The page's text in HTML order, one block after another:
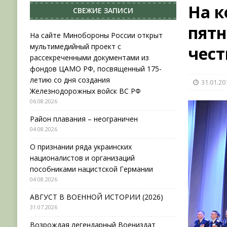
НОВОСТИ
[ 31.07.2026 ]
АВГУСТ В ВОЕННОЙ ИСТОРИИ
[ 19.07.2026 ]
[ 06.08.2026 ] На сайте Минобороны России
фондов ЦАМО РФ, посвященный 175-летию со
На
СВЕЖИЕ ЗАПИСИ
На сайте Минобороны России открыт
мультимедийный проект с
рассекреченными документами из
фондов ЦАМО РФ, посвященный 175-
летию со дня создания
Железнодорожных войск ВС РФ
06.08.2026
Район плавания – неограничен
04.08.2026
О признании ряда украинских
националистов и организаций
пособниками нацистской Германии
04.08.2026
АВГУСТ В ВОЕННОЙ ИСТОРИИ (2026)
31.07.2026
Возрождая легендарный Воениздат